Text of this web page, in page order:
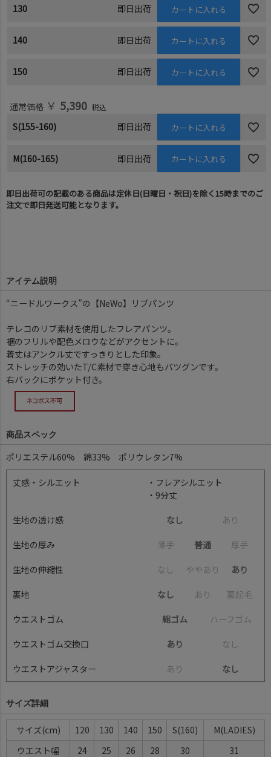
130 即日出荷 カートに入れる
140 即日出荷 カートに入れる
150 即日出荷 カートに入れる
通常価格 ￥ 5,390 税込
S(155-160) 即日出荷 カートに入れる
M(160-165) 即日出荷 カートに入れる
即日出荷可の記載のある商品は定休日(日曜日・祝日)を除く15時までのご
注文で即日発送可能となります。
アイテム説明
“ニードルワークス”の【NeWo】リブパンツ
テレコのリブ素材を使用したフレアパンツ。
裾のフリルや配色メロウなどがアクセントに。
着丈はアンクル丈ですっきりとした印象。
ストレッチの効いたT/C素材で穿き心地もバツグンです。
右バックにポケット付き。
商品スペック
ポリエステル60% 綿33% ポリウレタン7%
丈感・シルエット
・フレアシルエット
・9分丈
生地の透け感 なし あ り
生地の厚み 薄手 普通 厚手
生地の伸縮性 な し ややあ り あり
裏地 なし あ り 裏起毛
ウエストゴム 総ゴム ハーフ ゴ ム
ウエストゴム交換口 あり な し
ウエストアジャスター あ り なし
サイズ詳細
サイズ(cm) 120 130 140 150 S(160)
M(LADIES)
ウエスト幅
24 25 26 28 30 31